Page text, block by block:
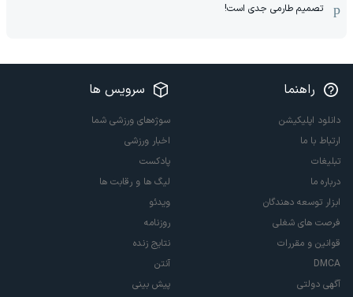
تصمیم طارمی جدی است!
راهنما
دانلود اپلیکیشن
ارتباط با ما
تبلیغات
درباره ما
ابزار توسعه دهندگان
فرصت های شغلی
قوانین و مقررات
DMCA
آگهی دولتی
سرویس ها
سوژه‌های ورزشی شما
اخبار ورزشی
پادکست
لیگ ها و رقابت ها
ویدئو
روزنامه
نتایج زنده
آنتن
پیش بینی